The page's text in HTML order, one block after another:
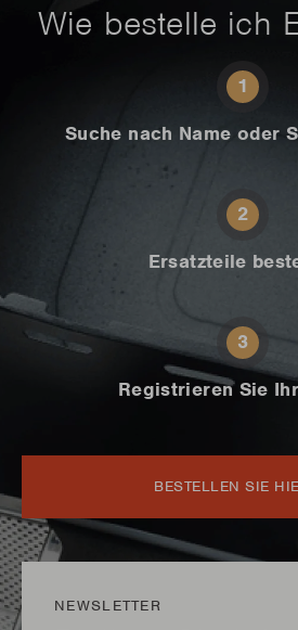
Wie bestelle ich
1
Suche nach Name oder
2
Ersatzteile
3
Registrieren Sie
BESTELLEN SIE
NEWSLETTER